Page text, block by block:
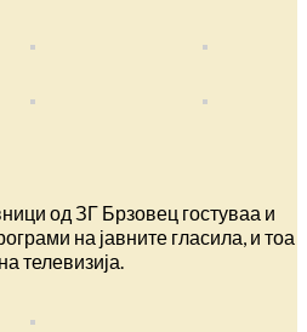
од ЗГ Брзовец гостуваа и
на јавните гласила, и тоа
телевизија.